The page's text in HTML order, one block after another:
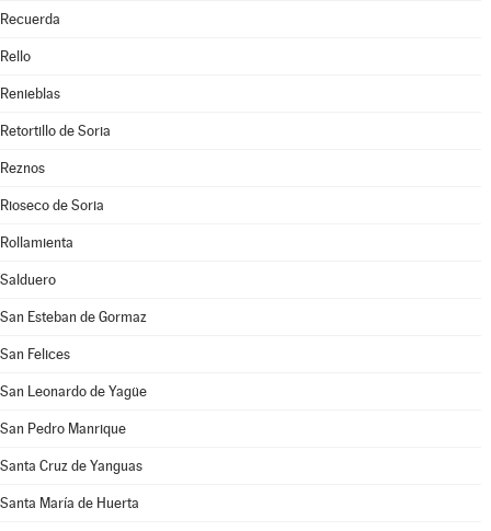
Recuerda
Rello
Renieblas
Retortillo de Soria
Reznos
Rioseco de Soria
Rollamienta
Salduero
San Esteban de Gormaz
San Felices
San Leonardo de Yagüe
San Pedro Manrique
Santa Cruz de Yanguas
Santa María de Huerta